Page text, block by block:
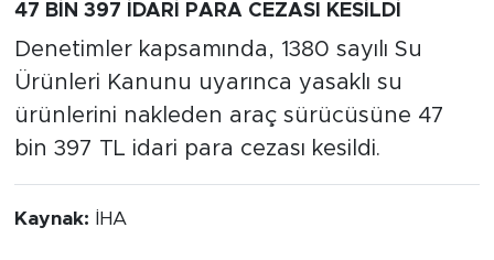
47 BİN 397 İDARİ PARA CEZASI KESİLDİ
Denetimler kapsamında, 1380 sayılı Su
Ürünleri Kanunu uyarınca yasaklı su
ürünlerini nakleden araç sürücüsüne 47
bin 397 TL idari para cezası kesildi.
Kaynak: İHA